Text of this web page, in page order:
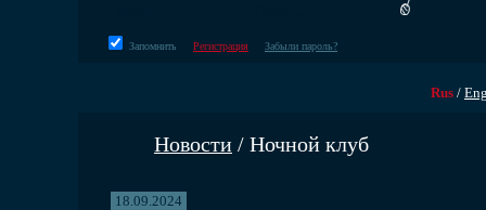
Запомнить Регистрация Забыли пароль?
Rus /
Новости / Ночной клуб
18.09.2024